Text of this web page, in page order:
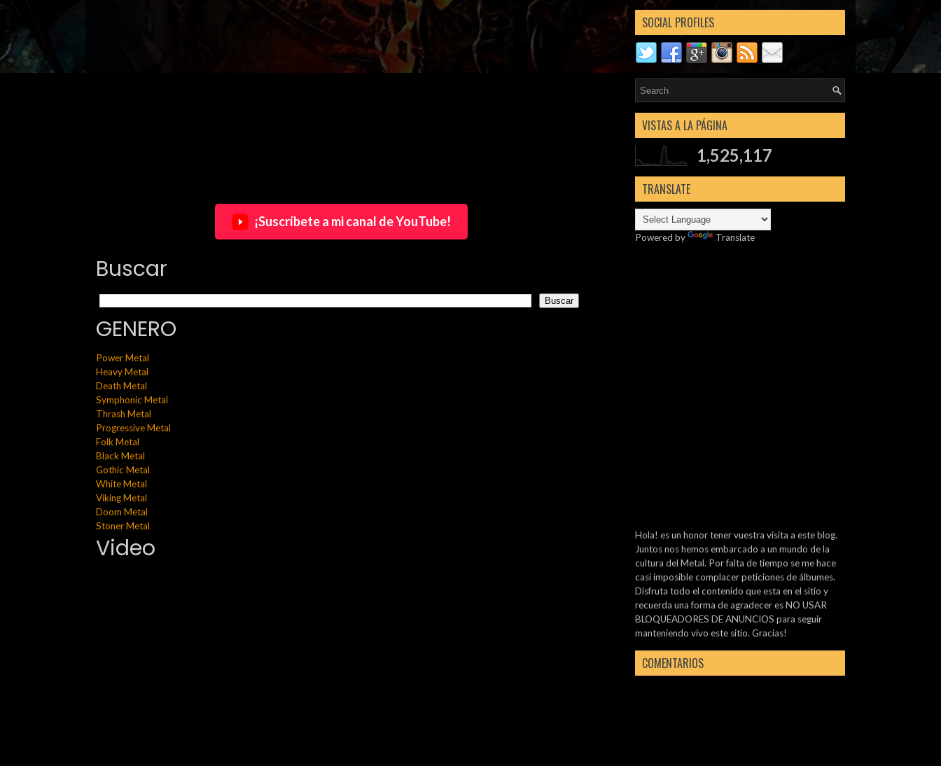
¡Suscríbete a mi canal de YouTube!
Buscar
GENERO
Power Metal
Heavy Metal
Death Metal
Symphonic Metal
Thrash Metal
Progressive Metal
Folk Metal
Black Metal
Gothic Metal
White Metal
Viking Metal
Doom Metal
Stoner Metal
Video
SOCIAL PROFILES
VISTAS A LA PÁGINA
1,525,117
TRANSLATE
Powered by Translate
Hola! es un honor tener vuestra visita a este blog.
Juntos nos hemos embarcado a un mundo de la
cultura del Metal. Por falta de tiempo se me hace
casi imposible complacer peticiones de álbumes.
Disfruta todo el contenido que esta en el sitio y
recuerda una forma de agradecer es NO USAR
BLOQUEADORES DE ANUNCIOS para seguir
manteniendo vivo este sitio. Gracias!
COMENTARIOS